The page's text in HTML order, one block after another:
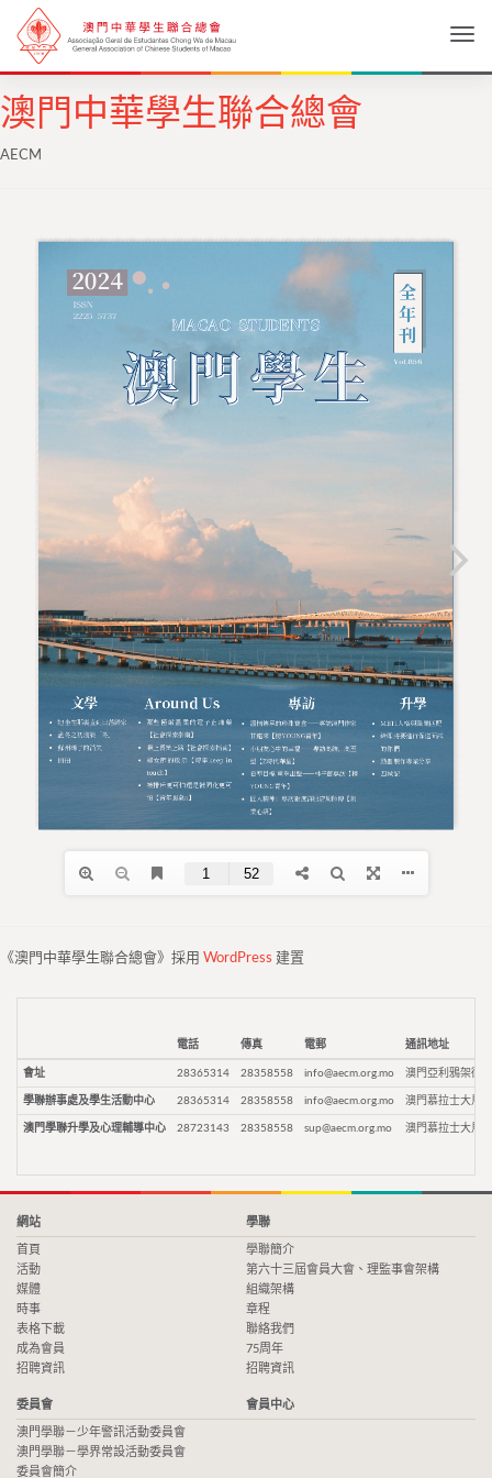
澳門中華學生聯合總會
AECM
《澳門中華學生聯合總會》採用 WordPress 建置
電話 傳真 電郵 通訊地址
會址 28365314 28358558 info@aecm.org.mo 澳門亞利鴉架街9
學聯辦事處及學生活動中心 28365314 28358558 info@aecm.org.mo 澳門慕拉士大馬
澳門學聯升學及心理輔導中心 28723143 28358558 sup@aecm.org.mo 澳門慕拉士大馬
網站
首頁
活動
媒體
時事
表格下載
成為會員
招聘資訊
學聯
學聯簡介
第六十三屆會員大會、理監事會架構
組織架構
章程
聯絡我們
75周年
招聘資訊
委員會
澳門學聯－少年警訊活動委員會
澳門學聯－學界常設活動委員會
委員會簡介
會員中心